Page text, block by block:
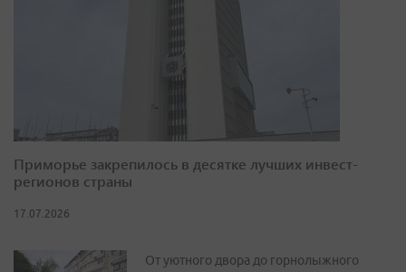
Приморье закрепилось в десятке лучших инвест-
регионов страны
17.07.2026
От уютного двора до горнолыжного